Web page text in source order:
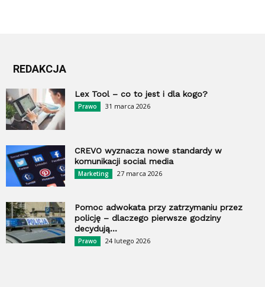
REDAKCJA
Lex Tool – co to jest i dla kogo?
Prawo 31 marca 2026
CREVO wyznacza nowe standardy w
komunikacji social media
Marketing 27 marca 2026
Pomoc adwokata przy zatrzymaniu przez
policję – dlaczego pierwsze godziny
decydują...
Prawo 24 lutego 2026